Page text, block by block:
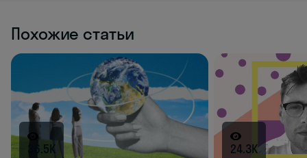
Похожие статьи
36.5K 24.3K